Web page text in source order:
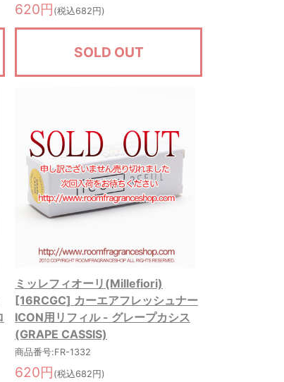
620円 (税込682円)
SOLD OUT
ミッレフィオーリ(Millefiori)
[16RCGC] カーエアフレッシュナー
ICON用リフィル - グレープカシス
(GRAPE CASSIS)
商品番号:FR-1332
620円 (税込682円)